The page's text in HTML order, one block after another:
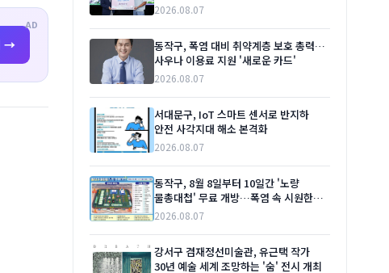
AD
→
2026.08.07
동작구, 폭염 대비 취약계층 보호 총력…
사우나 이용료 지원 '새로운 카드'
2026.08.07
서대문구, IoT 스마트 센서로 반지하
안전 사각지대 해소 본격화
2026.08.07
동작구, 8월 8일부터 10일간 '노량
물총대첩' 무료 개방…폭염 속 시원한
여름 선물
2026.08.07
강서구 겸재정선미술관, 유근택 작가
30년 예술 세계 조망하는 '숨' 전시 개최